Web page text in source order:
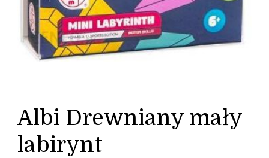
Albi Drewniany mały
labirynt